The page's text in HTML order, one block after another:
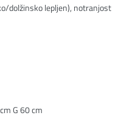
dolžinsko lepljen), notranjost
G 60 cm